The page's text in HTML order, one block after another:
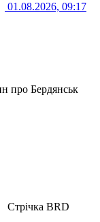
01.08.2026, 09:17
про Бердянськ
Стрічка BRD